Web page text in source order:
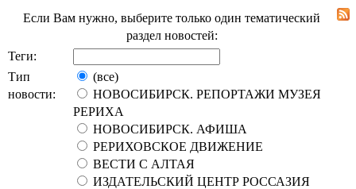
Если Вам нужно, выберите только один тематический
раздел новостей:
Теги:
Тип
новости:
(все)
НОВОСИБИРСК. РЕПОРТАЖИ МУЗЕЯ
РЕРИХА
НОВОСИБИРСК. АФИША
РЕРИХОВСКОЕ ДВИЖЕНИЕ
ВЕСТИ С АЛТАЯ
ИЗДАТЕЛЬСКИЙ ЦЕНТР РОССАЗИЯ